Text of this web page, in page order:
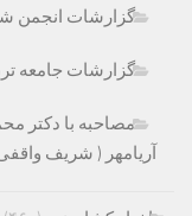
گزارشات انجمن
گزارشات جامعه
مصاحبه با دکتر
آریامهر ( شریف